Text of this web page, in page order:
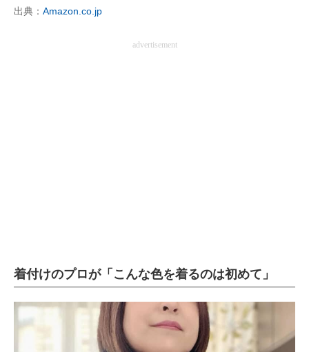
ITエンジニア向け専門サイト
企業向けIT製品の総合サイト
ちょっと気になるネットの話題
出典： Amazon.co.jp
advertisement
着付けのプロが「こんな色を着るのは初めて」